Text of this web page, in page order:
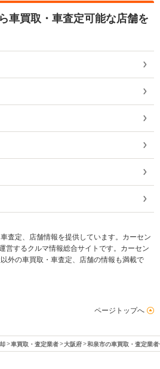
車買取・車査定可能な店舗を
査定、店舗情報を提供しています。カーセン
営するクルマ情報総合サイトです。カーセン
外の車買取・車査定、店舗の情報も満載で
ページトップへ
車買取・査定業者 大阪府 和泉市の車買取・査定業者